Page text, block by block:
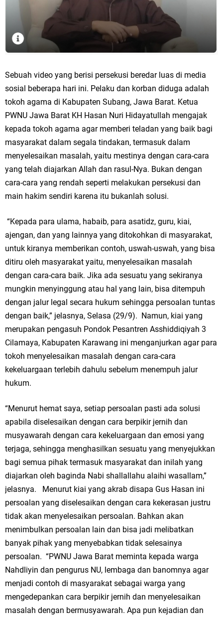
Sebuah video yang berisi persekusi beredar luas di media
sosial beberapa hari ini. Pelaku dan korban diduga adalah
tokoh agama di Kabupaten Subang, Jawa Barat. Ketua
PWNU Jawa Barat KH Hasan Nuri Hidayatullah mengajak
kepada tokoh agama agar memberi teladan yang baik bagi
masyarakat dalam segala tindakan, termasuk dalam
menyelesaikan masalah, yaitu mestinya dengan cara-cara
yang telah diajarkan Allah dan rasul-Nya. Bukan dengan
cara-cara yang rendah seperti melakukan persekusi dan
main hakim sendiri karena itu bukanlah solusi.
“Kepada para ulama, habaib, para asatidz, guru, kiai,
ajengan, dan yang lainnya yang ditokohkan di masyarakat,
untuk kiranya memberikan contoh, uswah-uswah, yang bisa
ditiru oleh masyarakat yaitu, menyelesaikan masalah
dengan cara-cara baik. Jika ada sesuatu yang sekiranya
mungkin menyinggung atau hal yang lain, bisa ditempuh
dengan jalur legal secara hukum sehingga persoalan tuntas
dengan baik,” jelasnya, Selasa (29/9). Namun, kiai yang
merupakan pengasuh Pondok Pesantren Asshiddiqiyah 3
Cilamaya, Kabupaten Karawang ini menganjurkan agar para
tokoh menyelesaikan masalah dengan cara-cara
kekeluargaan terlebih dahulu sebelum menempuh jalur
hukum.
“Menurut hemat saya, setiap persoalan pasti ada solusi
apabila diselesaikan dengan cara berpikir jernih dan
musyawarah dengan cara kekeluargaan dan emosi yang
terjaga, sehingga menghasilkan sesuatu yang menyejukkan
bagi semua pihak termasuk masyarakat dan inilah yang
diajarkan oleh baginda Nabi shallallahu alaihi wasallam,”
jelasnya. Menurut kiai yang akrab disapa Gus Hasan ini
persoalan yang diselesaikan dengan cara kekerasan justru
tidak akan menyelesaikan persoalan. Bahkan akan
menimbulkan persoalan lain dan bisa jadi melibatkan
banyak pihak yang menyebabkan tidak selesainya
persoalan. “PWNU Jawa Barat meminta kepada warga
Nahdliyin dan pengurus NU, lembaga dan banomnya agar
menjadi contoh di masyarakat sebagai warga yang
mengedepankan cara berpikir jernih dan menyelesaikan
masalah dengan bermusyawarah. Apa pun kejadian dan